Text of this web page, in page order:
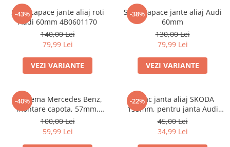
Accesorii Telefon
Aparate premium
Instrumente de scris premium
Ștampile
-43%
Set 4 capace jante aliaj roti
Audi 60mm 4B0601170
140,00 Lei
79,99 Lei
VEZI VARIANTE
-38%
Set 4 Capace jante aliaj Audi
60mm
130,00 Lei
79,99 Lei
VEZI VARIANTE
-40%
Emblema Mercedes Benz,
montare capota, 57mm,
A2048170616
100,00 Lei
59,99 Lei
-22%
Capac janta aliaj SKODA
135mm, pentru janta Audi
4F0601165N
45,00 Lei
34,99 Lei